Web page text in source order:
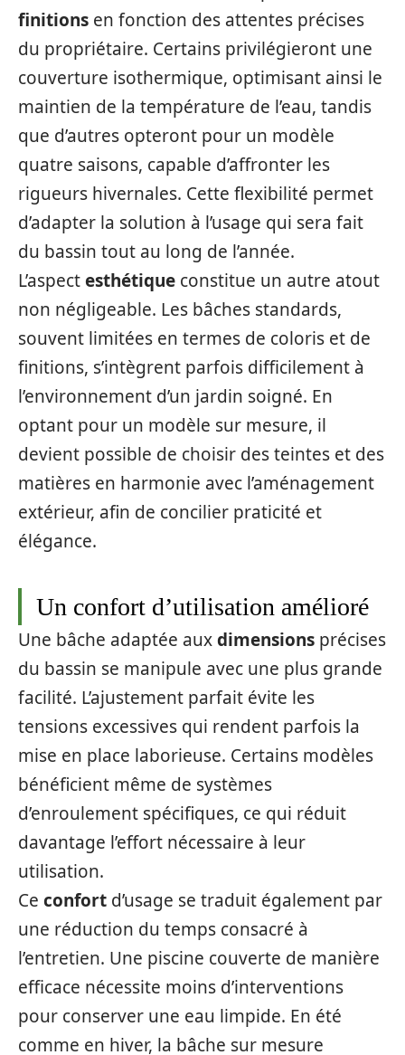
finitions en fonction des attentes précises
du propriétaire. Certains privilégieront une
couverture isothermique, optimisant ainsi le
maintien de la température de l’eau, tandis
que d’autres opteront pour un modèle
quatre saisons, capable d’affronter les
rigueurs hivernales. Cette flexibilité permet
d’adapter la solution à l’usage qui sera fait
du bassin tout au long de l’année.
L’aspectesthétique constitue un autre atout
non négligeable. Les bâches standards,
souvent limitées en termes de coloris et de
finitions, s’intègrent parfois difficilement à
l’environnement d’un jardin soigné. En
optant pour un modèle sur mesure, il
devient possible de choisir des teintes et des
matières en harmonie avec l’aménagement
extérieur, afin de concilier praticité et
élégance.
Un confort d’utilisation amélioré
Une bâche adaptée auxdimensions précises
du bassin se manipule avec une plus grande
facilité. L’ajustement parfait évite les
tensions excessives qui rendent parfois la
mise en place laborieuse. Certains modèles
bénéficient même de systèmes
d’enroulement spécifiques, ce qui réduit
davantage l’effort nécessaire à leur
utilisation.
Ce confort d’usage se traduit également par
une réduction du temps consacré à
l’entretien. Une piscine couverte de manière
efficace nécessite moins d’interventions
pour conserver une eau limpide. En été
comme en hiver, la bâche sur mesure